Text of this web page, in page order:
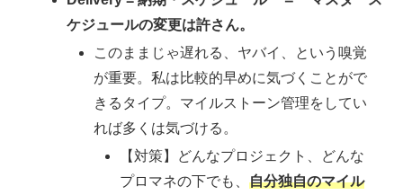
ケジュールの変更は許さん。
このままじゃ遅れる、ヤバイ、という嗅覚
が重要。私は比較的早めに気づくことがで
きるタイプ。マイルストーン管理をしてい
れば多くは気づける。
【対策】どんなプロジェクト、どんな
プロマネの下でも、 自分独自のマイル